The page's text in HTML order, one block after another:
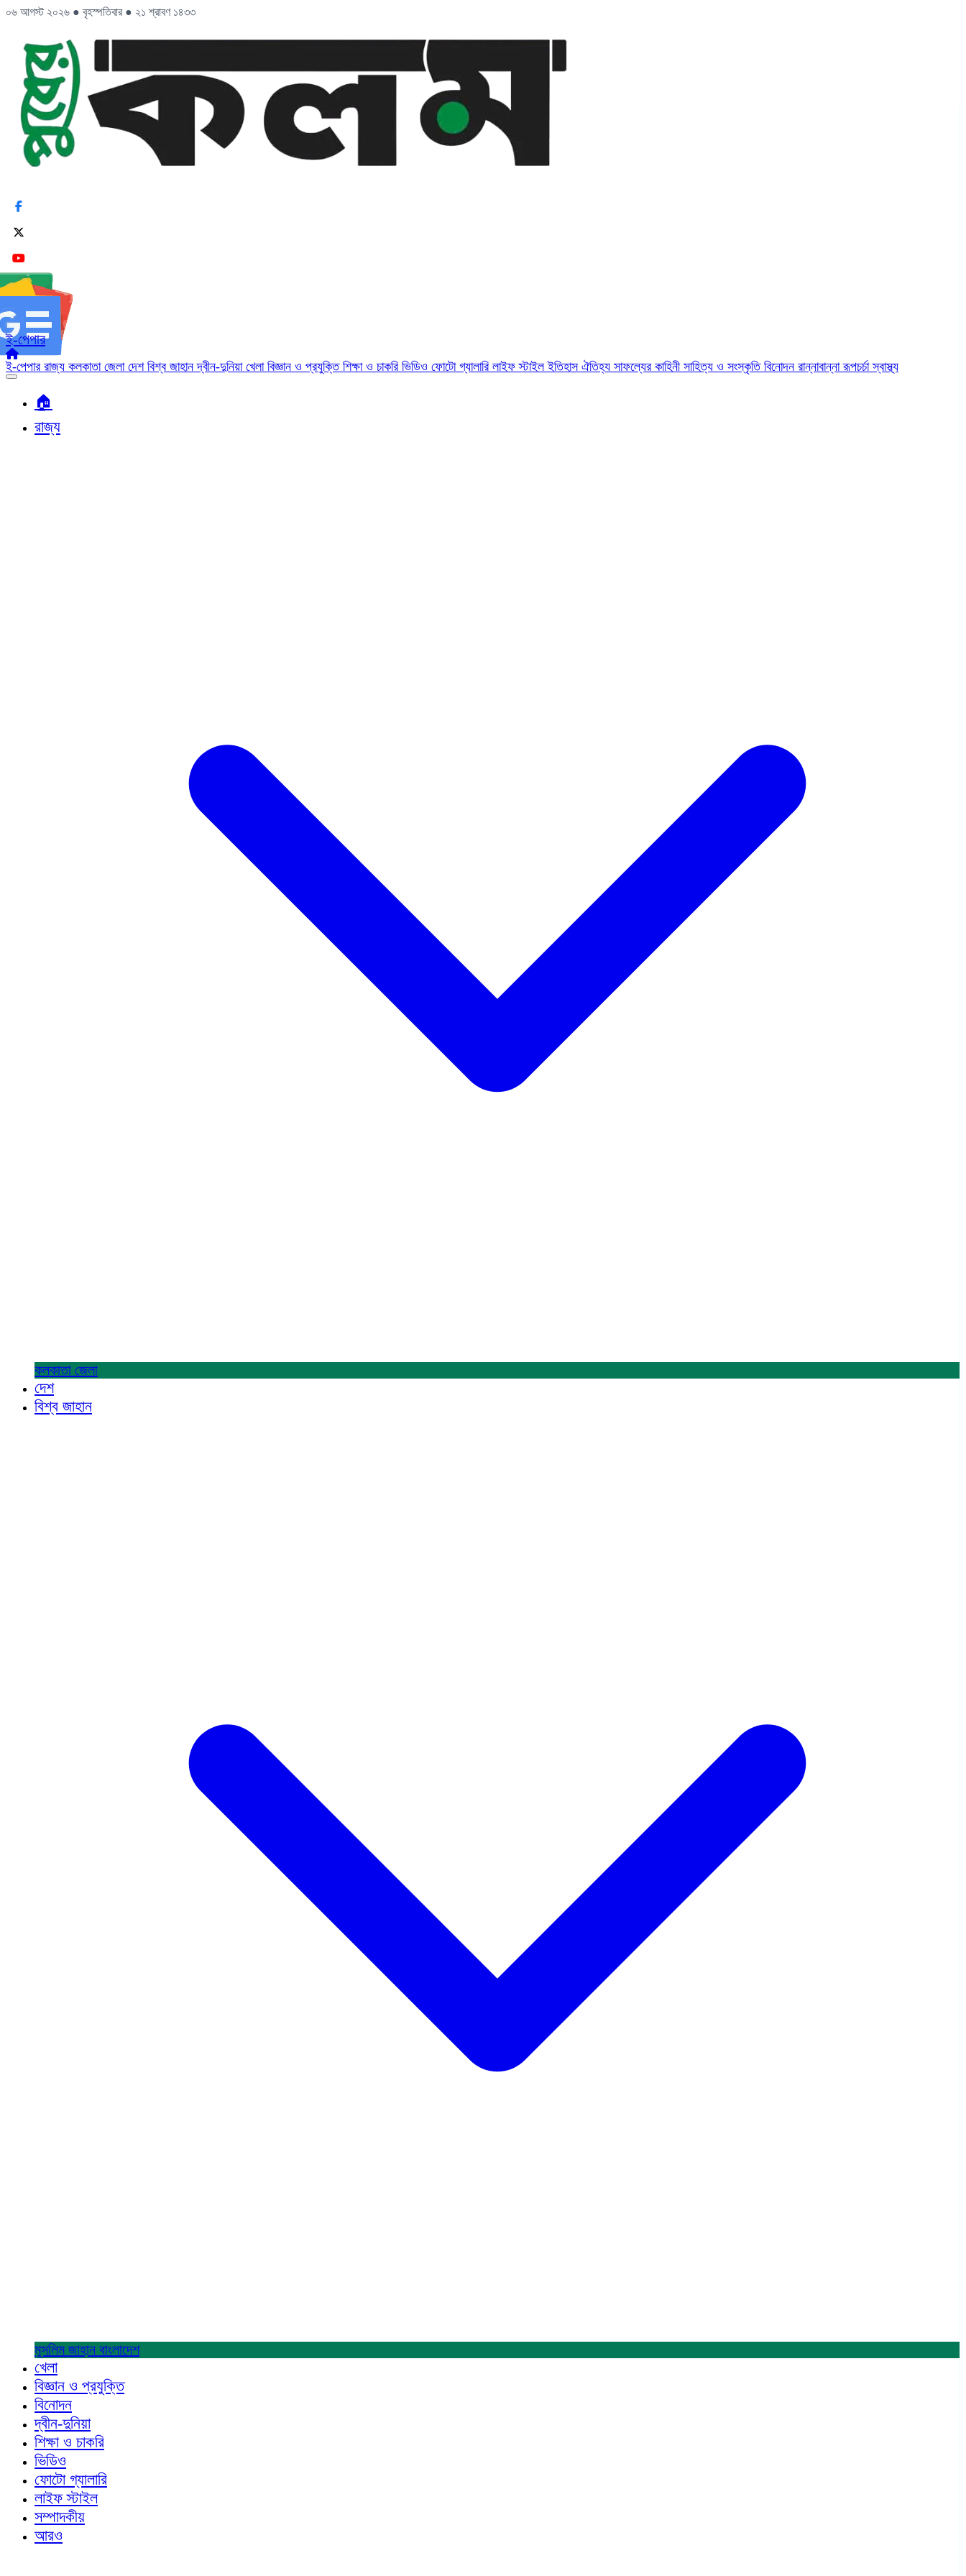
০৬ আগস্ট ২০২৬ ● বৃহস্পতিবার ● ২১ শ্রাবণ ১৪৩৩
ই-পেপার
ই-পেপার রাজ্য কলকাতা জেলা দেশ বিশ্ব জাহানদ্বীন-দুনিয়া খেলা বিজ্ঞান ও প্রযুক্তি শিক্ষা ও চাকরি ভিডিও ফোটো গ্যালারি লাইফ স্টাইলইতিহাস ঐতিহ্য সাফল্যের কাহিনী সাহিত্য ও সংস্কৃতি বিনোদন রান্নাবান্নারূপচর্চাস্বাস্থ্য
🏠︎
রাজ্য
কলকাতা জেলা
দেশ
বিশ্ব জাহান
মুসলিম জাহান বাংলাদেশ
খেলা
বিজ্ঞান ও প্রযুক্তি
বিনোদন
দ্বীন-দুনিয়া
শিক্ষা ও চাকরি
ভিডিও
ফোটো গ্যালারি
লাইফ স্টাইল
সম্পাদকীয়
আরও